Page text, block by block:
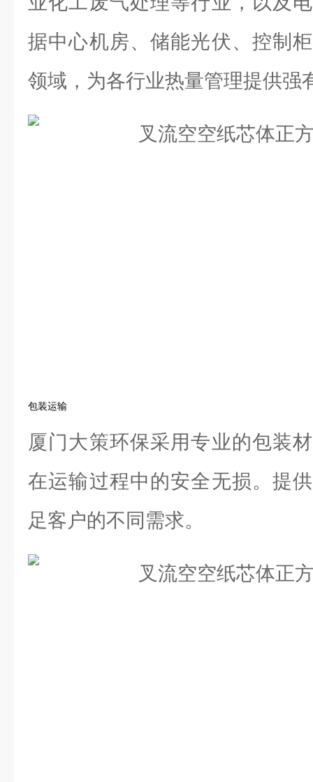
据中心机房、储能光伏、控制
领域，为各行业热量管理提供强
包装运输
厦门大策环保采用专业的包装
在运输过程中的安全无损。提
足客户的不同需求。